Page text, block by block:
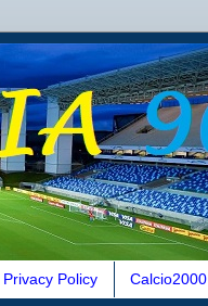
Privacy Policy Calcio2000